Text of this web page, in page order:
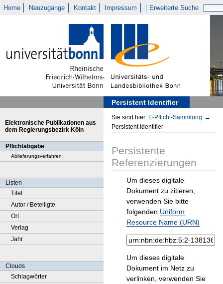
Home Neuzugänge Kontakt Impressum Erweiterte Suche
Persistent Identifier
Elektronische Publikationen aus
dem Regierungsbezirk Köln
Pflichtabgabe
Ablieferungsverfahren
Listen
Titel
Autor / Beteiligte
Ort
Verlag
Jahr
Clouds
Schlagwörter
Sie sind hier: E-Pflicht-Sammlung →
Persistent Identifier
Persistente
Referenzierungen
Um dieses digitale
Dokument zu zitieren,
verwenden Sie bitte
folgenden Uniform
Resource Name (URN)
Um dieses digitale
Dokument im Netz zu
verlinken, verwenden Sie